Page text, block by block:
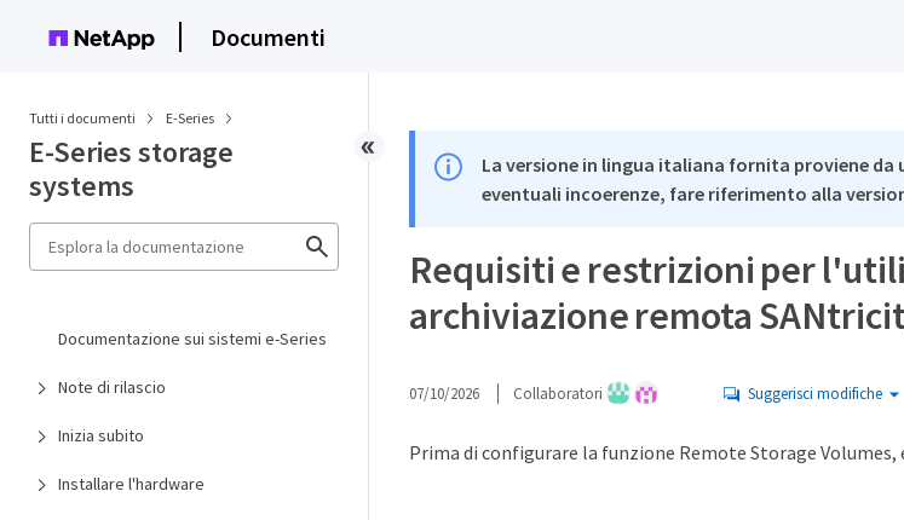
Documenti
Tutti i documenti E-Series
E-Series storage
systems
Documentazione sui sistemi e-Series
Note di rilascio
Inizia subito
Installare l'hardware
La versione in lingua italiana fornita proviene
eventuali incoerenze, fare riferimento alla
Requisiti e restrizioni per
archiviazione remota
07/10/2026 Collaboratori Suggerisci modifiche
Prima di configurare la funzione Remote Storage